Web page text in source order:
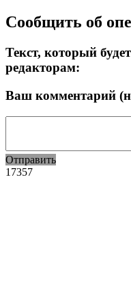
Сообщить об
Текст, который
редакторам:
Ваш комментарий
Отправить
17357